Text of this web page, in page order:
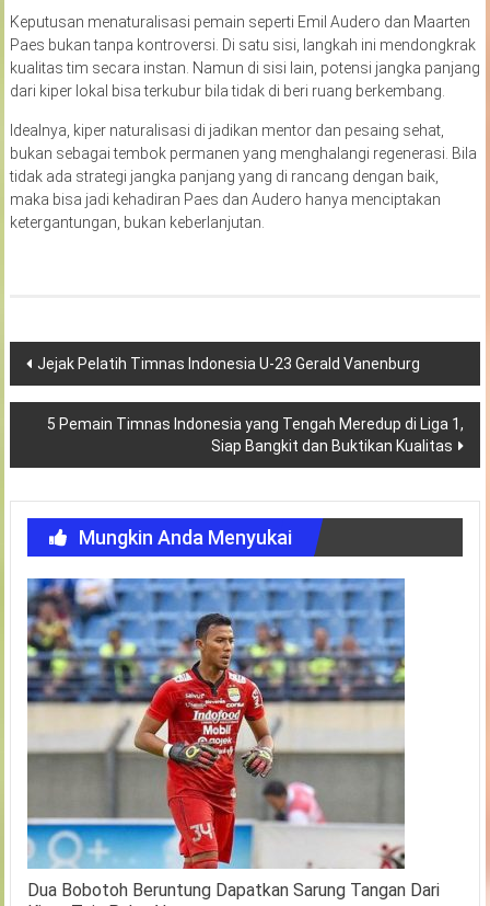
Keputusan menaturalisasi pemain seperti Emil Audero dan Maarten
Paes bukan tanpa kontroversi. Di satu sisi, langkah ini mendongkrak
kualitas tim secara instan. Namun di sisi lain, potensi jangka panjang
dari kiper lokal bisa terkubur bila tidak di beri ruang berkembang.
Idealnya, kiper naturalisasi di jadikan mentor dan pesaing sehat,
bukan sebagai tembok permanen yang menghalangi regenerasi. Bila
tidak ada strategi jangka panjang yang di rancang dengan baik,
maka bisa jadi kehadiran Paes dan Audero hanya menciptakan
ketergantungan, bukan keberlanjutan.
Navigasi
pos
Jejak Pelatih Timnas Indonesia U-23 Gerald Vanenburg
5 Pemain Timnas Indonesia yang Tengah Meredup di Liga 1,
Siap Bangkit dan Buktikan Kualitas
Mungkin Anda Menyukai
Dua Bobotoh Beruntung Dapatkan Sarung Tangan Dari